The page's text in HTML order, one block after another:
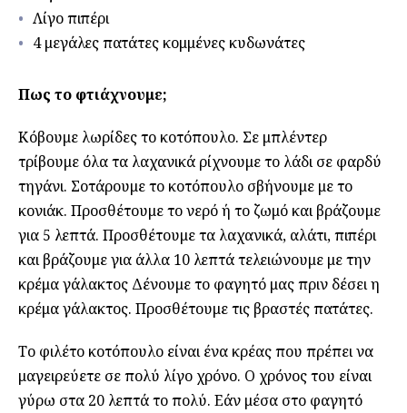
Λίγο πιπέρι
4 μεγάλες πατάτες κομμένες κυδωνάτες
Πως το φτιάχνουμε;
Κόβουμε λωρίδες το κοτόπουλο. Σε μπλέντερ
τρίβουμε όλα τα λαχανικά ρίχνουμε το λάδι σε φαρδύ
τηγάνι. Σοτάρουμε το κοτόπουλο σβήνουμε με το
κονιάκ. Προσθέτουμε το νερό ή το ζωμό και βράζουμε
για 5 λεπτά. Προσθέτουμε τα λαχανικά, αλάτι, πιπέρι
και βράζουμε για άλλα 10 λεπτά τελειώνουμε με την
κρέμα γάλακτος Δένουμε το φαγητό μας πριν δέσει η
κρέμα γάλακτος. Προσθέτουμε τις βραστές πατάτες.
Το φιλέτο κοτόπουλο είναι ένα κρέας που πρέπει να
μαγειρεύετε σε πολύ λίγο χρόνο. Ο χρόνος του είναι
γύρω στα 20 λεπτά το πολύ. Εάν μέσα στο φαγητό